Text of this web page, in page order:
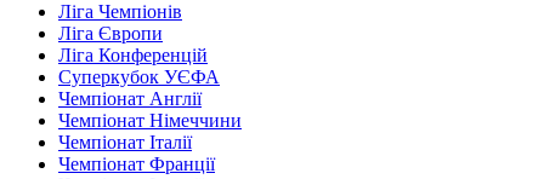
Ліга Чемпіонів
Ліга Європи
Ліга Конференцій
Суперкубок УЄФА
Чемпіонат Англії
Чемпіонат Німеччини
Чемпіонат Італії
Чемпіонат Франції